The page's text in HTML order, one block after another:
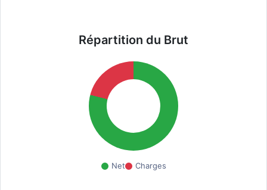
Répartition du Brut
Net Charges